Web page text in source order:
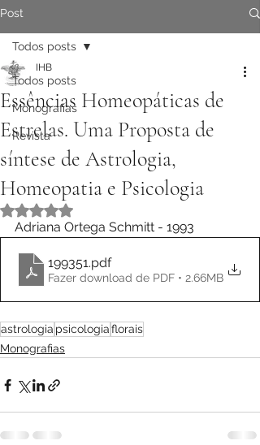
Post
Todos posts
Monografias
Revista
Todos posts
Essências Homeopáticas de
Estrelas. Uma Proposta de
síntese de Astrologia,
Homeopatia e Psicologia
IHB
Avaliado com NaN de 5 estrelas.
Adriana Ortega Schmitt - 1993
199351.pdf
Fazer download de PDF • 2.66MB
astrologia psicologiaflorais
Monografias